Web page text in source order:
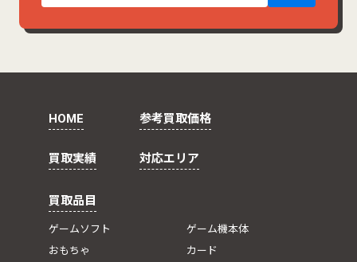
HOME 参考買取価格
買取実績 対応エリア
買取品目
ゲームソフト
ゲーム機本体
おもちゃ
カード